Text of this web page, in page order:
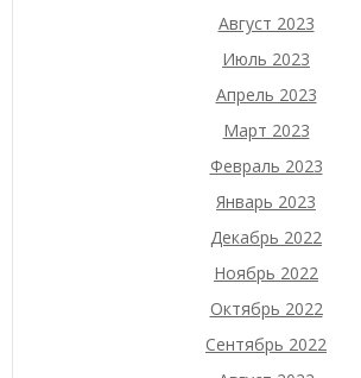
Август 2023
Июль 2023
Апрель 2023
Март 2023
Февраль 2023
Январь 2023
Декабрь 2022
Ноябрь 2022
Октябрь 2022
Сентябрь 2022